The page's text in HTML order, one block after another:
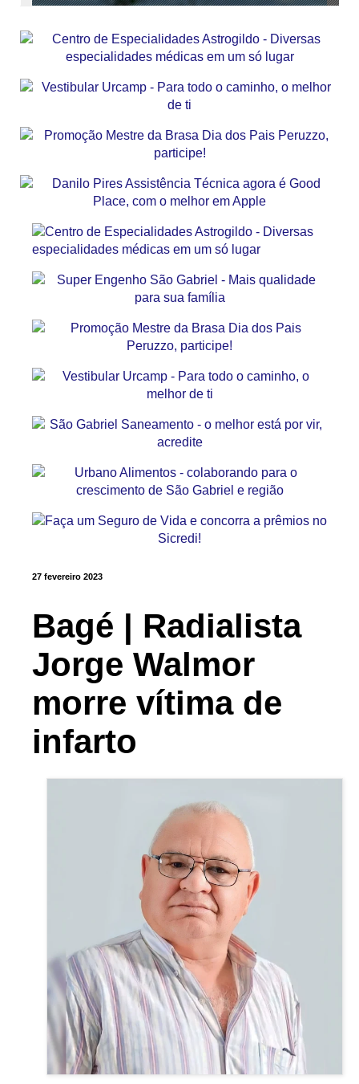
27 fevereiro 2023
Bagé | Radialista
Jorge Walmor
morre vítima de
infarto